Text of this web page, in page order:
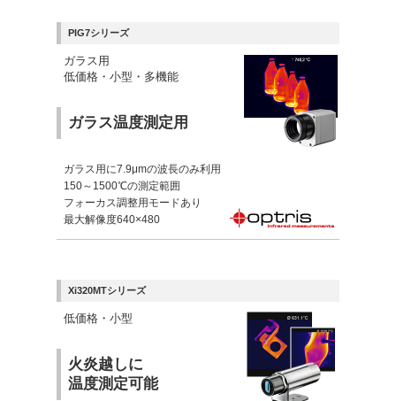
PIG7シリーズ
ガラス用
低価格・小型・多機能
ガラス温度測定用
ガラス用に7.9μmの波長のみ利用
150～1500℃の測定範囲
フォーカス調整用モードあり
最大解像度640×480
Xi320MTシリーズ
低価格・小型
火炎越しに
温度測定可能